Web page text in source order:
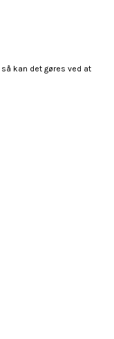
så kan det gøres ved at